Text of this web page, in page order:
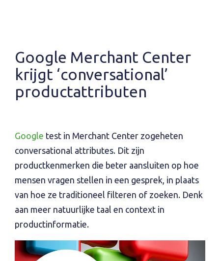
Google Merchant Center
krijgt ‘conversational’
productattributen
Google test in Merchant Center zogeheten
conversational attributes. Dit zijn
productkenmerken die beter aansluiten op hoe
mensen vragen stellen in een gesprek, in plaats
van hoe ze traditioneel filteren of zoeken. Denk
aan meer natuurlijke taal en context in
productinformatie.